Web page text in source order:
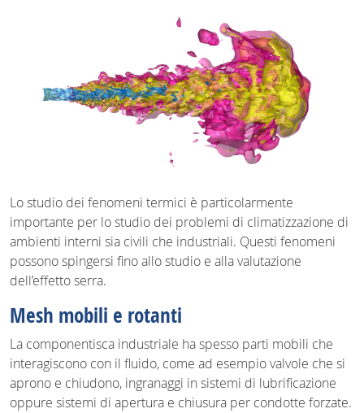
Lo studio dei fenomeni termici è particolarmente
importante per lo studio dei problemi di climatizzazione di
ambienti interni sia civili che industriali. Questi fenomeni
possono spingersi fino allo studio e alla valutazione
dell’effetto serra.
Mesh mobili e rotanti
La componentisca industriale ha spesso parti mobili che
interagiscono con il fluido, come ad esempio valvole che si
aprono e chiudono, ingranaggi in sistemi di lubrificazione
oppure sistemi di apertura e chiusura per condotte forzate.